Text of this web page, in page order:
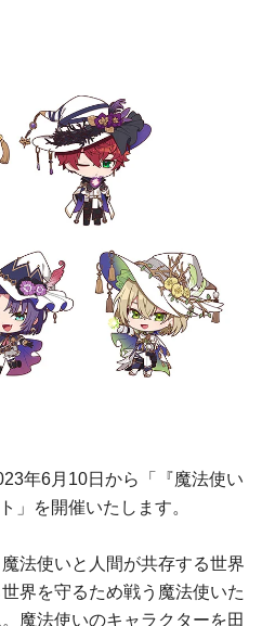
年6月10日から「『魔法使い
」を開催いたします。
法使いと人間が共存する世界
界を守るため戦う魔法使いた
魔法使いのキャラクターを田